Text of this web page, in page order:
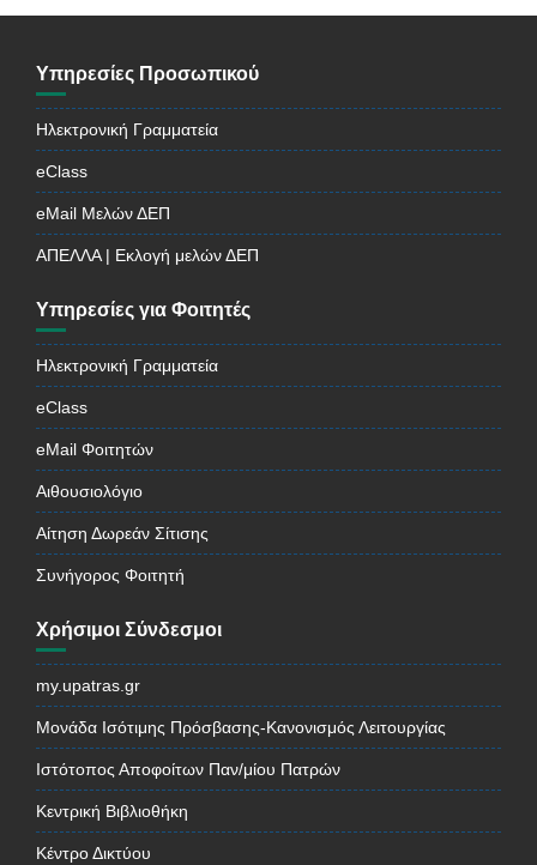
Υπηρεσίες Προσωπικού
Ηλεκτρονική Γραμματεία
eClass
eMail Μελών ΔΕΠ
ΑΠΕΛΛΑ | Εκλογή μελών ΔΕΠ
Υπηρεσίες για Φοιτητές
Ηλεκτρονική Γραμματεία
eClass
eMail Φοιτητών
Αιθουσιολόγιο
Αίτηση Δωρεάν Σίτισης
Συνήγορος Φοιτητή
Χρήσιμοι Σύνδεσμοι
my.upatras.gr
Μονάδα Ισότιμης Πρόσβασης-Κανονισμός Λειτουργίας
Ιστότοπος Αποφοίτων Παν/μίου Πατρών
Κεντρική Βιβλιοθήκη
Κέντρο Δικτύου